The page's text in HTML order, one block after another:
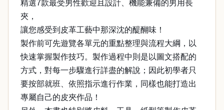
精選7款最受男性歡迎且設計、機能兼備的男用長
夾，
讓您感受到皮革工藝中那深沈的醍醐味！
製作前可先遊覽各單元的重點整理與流程大綱，以
快速掌握製作技巧。製作過程中則是以圖文搭配的
方式，對每一步驟進行詳盡的解說；因此初學者只
要按部就班、依照指示進行作業，同樣也能打造出
專屬自己的皮夾作品！